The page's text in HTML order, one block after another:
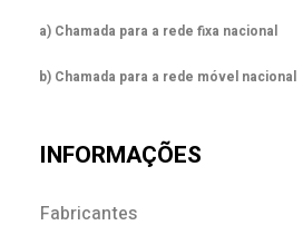
a) Chamada para a rede fixa nacional
b) Chamada para a rede móvel nacional
INFORMAÇÕES
Fabricantes